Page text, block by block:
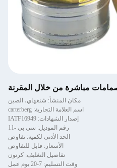
مكان المنشأ: شنغهاي، الصين
اسم العلامة التجارية: carterberg
إصدار الشهادات: IATF16949
رقم الموديل: سي بي -11
الحد الأدنى لكمية: تفاوض
الأسعار: قابل للتفاوض
تفاصيل التغليف: كرتون
وقت التسليم: 7-20 يوم عمل